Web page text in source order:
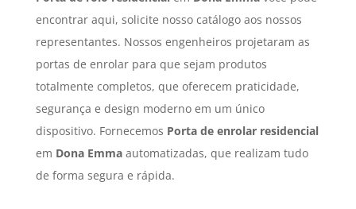
encontrar aqui, solicite nosso catálogo aos nossos
representantes. Nossos engenheiros projetaram as
portas de enrolar para que sejam produtos
totalmente completos, que oferecem praticidade,
segurança e design moderno em um único
dispositivo. Fornecemos Porta de enrolar residencial
em Dona Emmaautomatizadas, que realizam tudo
de forma segura e rápida.